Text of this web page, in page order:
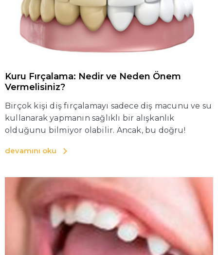
Kuru Fırçalama: Nedir ve Neden Önem
Vermelisiniz?
Birçok kişi diş fırçalamayı sadece diş macunu ve su
kullanarak yapmanın sağlıklı bir alışkanlık
olduğunu bilmiyor olabilir. Ancak, bu doğru!
devamını oku